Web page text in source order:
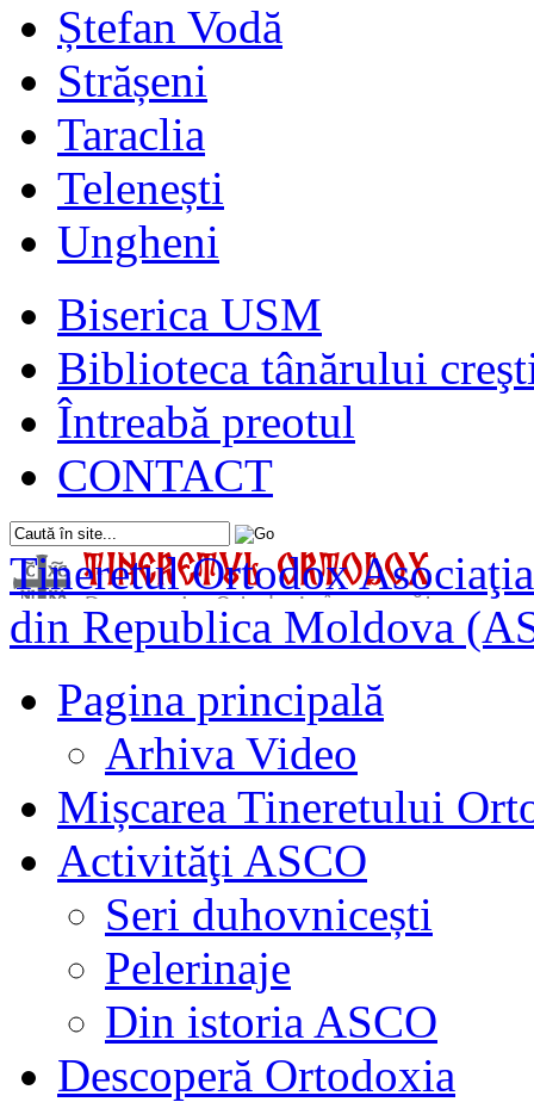
Ștefan Vodă
Strășeni
Taraclia
Telenești
Ungheni
Biserica USM
Biblioteca tânărului
Întreabă preotul
CONTACT
Tineretul Ortodox
din Republica Moldova
Pagina principală
Arhiva Video
Mișcarea Tineretului
Activităţi ASCO
Seri duhovnicești
Pelerinaje
Din istoria ASCO
Descoperă Ortodoxia